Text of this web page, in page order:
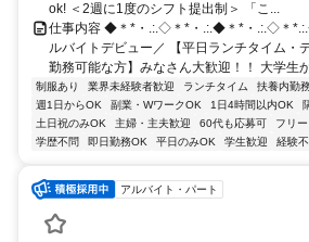
ok! ＜2週に1度のシフト提出制＞ 「こ...
仕事内容 ◆＊*・.:.◇＊*・.:.◆＊*・.:.◇＊
ルバイトデビュー／ 【平日ランチタイム・
勤務可能な方】みなさん大歓迎！！ 大学生
制服あり 業界未経験者歓迎 ランチタイム 扶養内勤
週1日からOK
副業・WワークOK 1日4時間以内OK
土日祝のみOK
主婦・主夫歓迎 60代も応募可 フリ
学歴不問
即日勤務OK 平日のみOK 学生歓迎 経験
アルバイト・パート